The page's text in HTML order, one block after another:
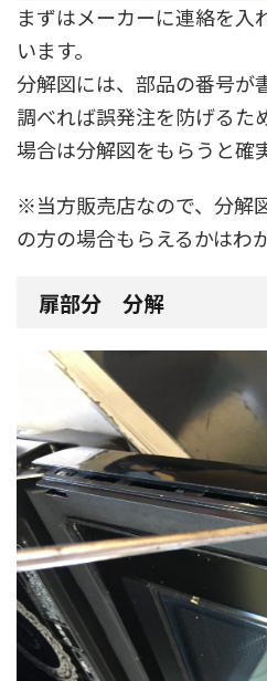
まずはメーカーに連絡を入
います。
分解図には、部品の番号が
調べれば誤発注を防げるた
場合は分解図をもらうと確
※当方販売店なので、分解
の方の場合もらえるかはわ
扉部分 分解